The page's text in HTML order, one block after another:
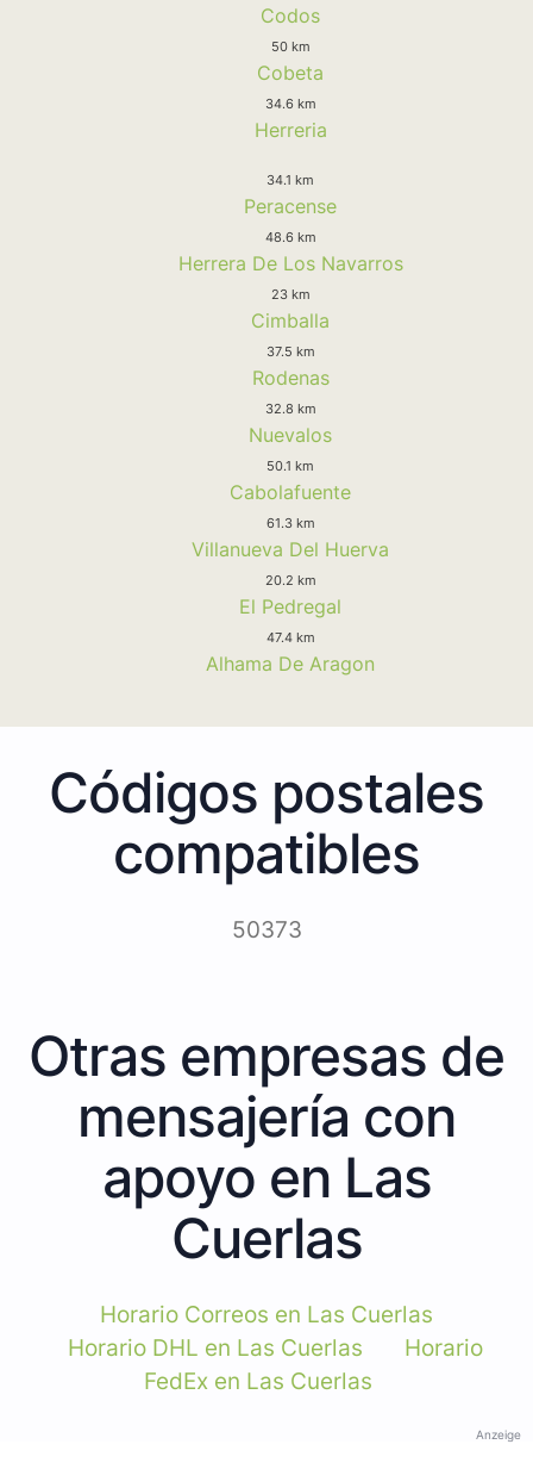
Codos
50 km
Cobeta
34.6 km
Herreria
34.1 km
Peracense
48.6 km
Herrera De Los Navarros
23 km
Cimballa
37.5 km
Rodenas
32.8 km
Nuevalos
50.1 km
Cabolafuente
61.3 km
Villanueva Del Huerva
20.2 km
El Pedregal
47.4 km
Alhama De Aragon
Códigos postales
compatibles
50373
Otras empresas de
mensajería con
apoyo en Las
Cuerlas
Horario Correos en Las Cuerlas
Horario DHL en Las Cuerlas
Horario
FedEx en Las Cuerlas
Anzeige